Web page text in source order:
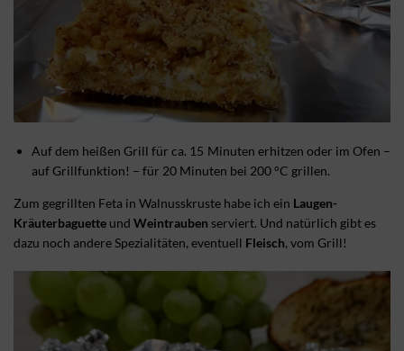
Auf dem heißen Grill für ca. 15 Minuten erhitzen oder im Ofen –
auf Grillfunktion! – für 20 Minuten bei 200 °C grillen.
Zum gegrillten Feta in Walnusskruste habe ich ein Laugen-
Kräuterbaguette und Weintrauben serviert. Und natürlich gibt es
dazu noch andere Spezialitäten, eventuell Fleisch, vom Grill!